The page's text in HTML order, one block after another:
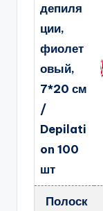
депиля
ции,
фиолет
овый,
7*20 см
/
Depilati
on 100
шт
Полоск